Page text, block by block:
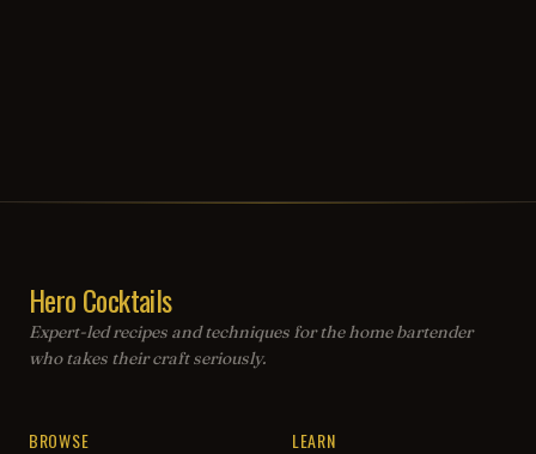
Hero Cocktails
Expert-led recipes and techniques for the home bartender
who takes their craft seriously.
BROWSE LEARN